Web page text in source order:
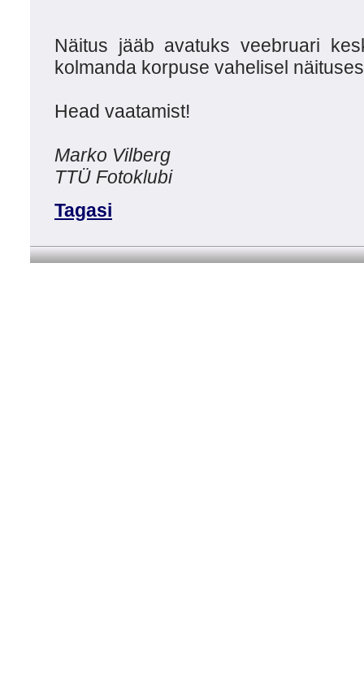
Näitus jääb avatuks veebruari
kolmanda korpuse vahelisel
Head vaatamist!
Marko Vilberg
TTÜ Fotoklubi
Tagasi